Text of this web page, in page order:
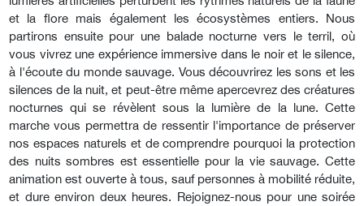
et la flore mais également les écosystèmes entiers. Nous
partirons ensuite pour une balade nocturne vers le terril, où
vous vivrez une expérience immersive dans le noir et le silence,
à l'écoute du monde sauvage. Vous découvrirez les sons et les
silences de la nuit, et peut-être même apercevrez des créatures
nocturnes qui se révèlent sous la lumière de la lune. Cette
marche vous permettra de ressentir l'importance de préserver
nos espaces naturels et de comprendre pourquoi la protection
des nuits sombres est essentielle pour la vie sauvage. Cette
animation est ouverte à tous, sauf personnes à mobilité réduite,
et dure environ deux heures. Rejoignez-nous pour une soirée